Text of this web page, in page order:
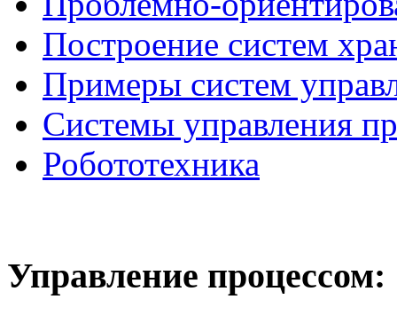
Построение систем
Примеры систем
Системы управления
Робототехника
Управление процессом: